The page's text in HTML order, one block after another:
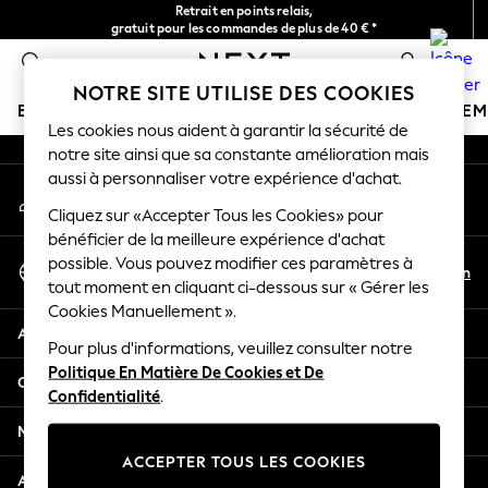
Retrait en points relais,
gratuit pour les commandes de plus de 40 € *
Livraison en 2-3 jours ouvrés*
BOUTIQUE VACANCES
HOLIDAY SHOP
Women's Holiday Shop
All Swimwear
All Beachwear
Bags & Accessories
Beach Dresses & Kaftans
Dresses
Flip Flops
Sliders
Jumpsuits & Playsuits
Linen Collection
Sandals
An error occurred on client
Nos réseaux sociaux
Mon compte
Connexion à votre compte
Sélectionnez Votre Langue
Français
En
Aide
Confidentialité et mentions légales
Ministères
Autres services
NOTRE SITE UTILISE DES COOKIES
Les cookies nous aident à garantir la sécurité de
notre site ainsi que sa constante amélioration mais
aussi à personnaliser votre expérience d'achat.
Cliquez sur «Accepter Tous les Cookies» pour
bénéficier de la meilleure expérience d'achat
possible. Vous pouvez modifier ces paramètres à
tout moment en cliquant ci-dessous sur « Gérer les
Cookies Manuellement ».
Pour plus d'informations, veuillez consulter notre
Politique En Matière De Cookies et De
Confidentialité.
ACCEPTER TOUS LES COOKIES